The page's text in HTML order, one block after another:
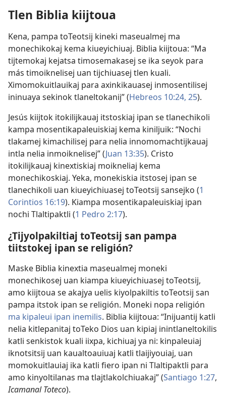
Tlen Biblia kiijtoua
Kena, pampa toTeotsij kineki maseualmej ma
monechikokaj kema kiueyichiuaj. Biblia kiijtoua: “Ma
tijtemokaj kejatsa timosemakasej se ika seyok para
más timoiknelisej uan tijchiuasej tlen kuali.
Ximomokuitlauikaj para axinkikauasej inmosentilisej
ininuaya sekinok tlaneltokanij” (Hebreos 10:24, 25).
Jesús kiijtok itokilijkauaj itstoskiaj ipan se tlanechikoli
kampa mosentikapaleuiskiaj kema kiniljuik: “Nochi
tlakamej kimachilisej para nelia innomomachtijkauaj
intla nelia inmoiknelisej” (Juan 13:35). Cristo
itokilijkauaj kinextiskiaj moikneliaj kema
monechikoskiaj. Yeka, monekiskia itstosej ipan se
tlanechikoli uan kiueyichiuasej toTeotsij sansejko (1
Corintios 16:19). Kiampa mosentikapaleuiskiaj ipan
nochi Tlaltipaktli (1 Pedro 2:17).
¿Tijyolpakiltiaj toTeotsij san pampa
tiitstokej ipan se religión?
Maske Biblia kinextia maseualmej moneki
monechikosej uan kiampa kiueyichiuasej toTeotsij,
amo kiijtoua se akajya uelis kiyolpakiltis toTeotsij san
pampa itstok ipan se religión. Moneki nopa religión
ma kipaleui ipan inemilis. Biblia kiijtoua: “Inijuantij katli
nelia kitlepanitaj toTeko Dios uan kipiaj inintlaneltokilis
katli senkistok kuali iixpa, kichiuaj ya ni: kinpaleuiaj
iknotsitsij uan kaualtoauiuaj katli tlaijiyouiaj, uan
momokuitlauiaj ika katli fiero ipan ni Tlaltipaktli para
amo kinyoltilanas ma tlajtlakolchiuakaj” (Santiago 1:27,
Icamanal Toteco).